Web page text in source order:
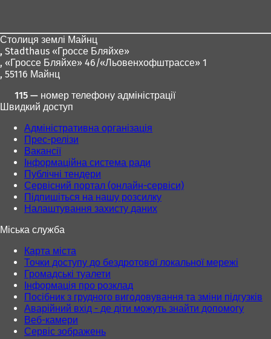
Столиця землі Майнц
, Stadthaus «Гроссе Бляйхе»
, «Гроссе Бляйхе» 46/«Льовенхофштрассе» 1
, 55116 Майнц
115 — номер телефону адміністрації
Швидкий доступ
Адміністративна організація
Прес-релізи
Вакансії
Інформаційна система ради
Публічні тендери
Сервісний портал (онлайн-сервіси)
Підпишіться на нашу розсилку
Налаштування захисту даних
Міська служба
Карта міста
Точки доступу до бездротової локальної мережі
Громадські туалети
Інформація про розклад
Посібник з грудного вигодовування та зміни підгузків
Аварійний вхід - де діти можуть знайти допомогу
Веб-камери
Сервіс зображень